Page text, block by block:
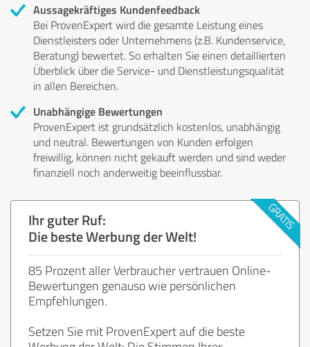
Aussagekräftiges Kundenfeedback
Bei ProvenExpert wird die gesamte Leistung eines
Dienstleisters oder Unternehmens (z.B. Kundenservice,
Beratung) bewertet. So erhalten Sie einen detaillierten
Überblick über die Service- und Dienstleistungsqualität
in allen Bereichen.
Unabhängige Bewertungen
ProvenExpert ist grundsätzlich kostenlos, unabhängig
und neutral. Bewertungen von Kunden erfolgen
freiwillig, können nicht gekauft werden und sind weder
finanziell noch anderweitig beeinflussbar.
Ihr guter Ruf:
Die beste Werbung der Welt!
85 Prozent aller Verbraucher vertrauen Online-
Bewertungen genauso wie persönlichen
Empfehlungen.
Setzen Sie mit ProvenExpert auf die beste